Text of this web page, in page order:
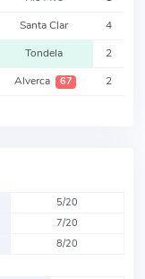
Santa Clar 4
Tondela 2
Alverca 67 2
5/20
7/20
8/20